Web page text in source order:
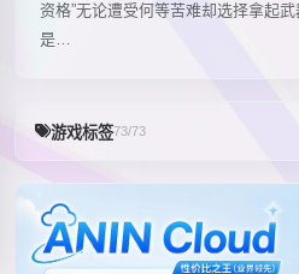
资格”无论遭受何等苦难却选择拿起
是…
游戏标签73/73